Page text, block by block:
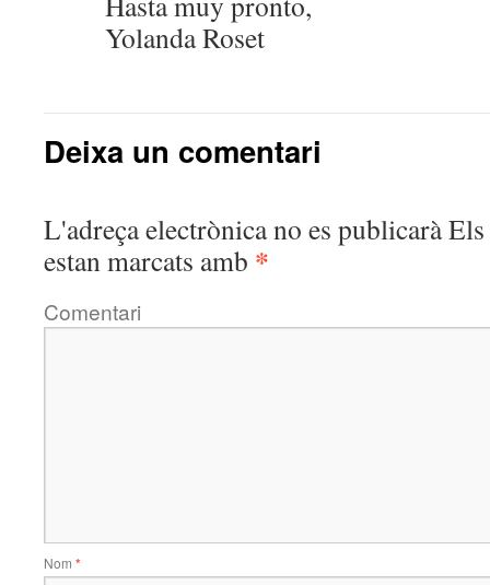
Yolanda Roset
Deixa un comentari
L'adreça electrònica no es publicaràEls
estan marcats amb *
Comentari
Nom *